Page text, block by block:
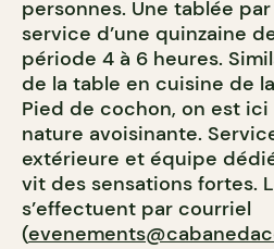
personnes. Une tablée
service d’une quinzaine
période 4 à 6 heures.
de la table en cuisine de
Pied de cochon, on est
nature avoisinante.
extérieure et équipe
vit des sensations fortes.
s’effectuent par courriel
(